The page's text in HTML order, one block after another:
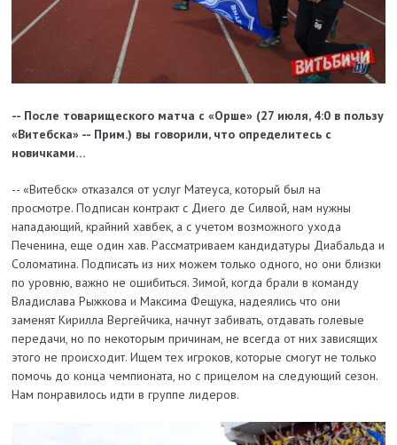
-- После товарищеского матча с «Орше» (27 июля, 4:0 в пользу
«Витебска» -- Прим.) вы говорили, что определитесь с
новичками…
-- «Витебск» отказался от услуг Матеуса, который был на
просмотре. Подписан контракт с Диего де Силвой, нам нужны
нападающий, крайний хавбек, а с учетом возможного ухода
Печенина, еще один хав. Рассматриваем кандидатуры Диабальда и
Соломатина. Подписать из них можем только одного, но они близки
по уровню, важно не ошибиться. Зимой, когда брали в команду
Владислава Рыжкова и Максима Фещука, надеялись что они
заменят Кирилла Вергейчика, начнут забивать, отдавать голевые
передачи, но по некоторым причинам, не всегда от них зависящих
этого не происходит. Ищем тех игроков, которые смогут не только
помочь до конца чемпионата, но с прицелом на следующий сезон.
Нам понравилось идти в группе лидеров.